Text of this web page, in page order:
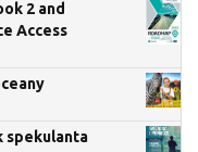
2 and
Access
spekulanta